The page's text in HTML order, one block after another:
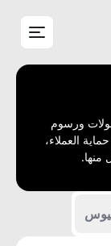
ورسوم
العملاء،
منها.